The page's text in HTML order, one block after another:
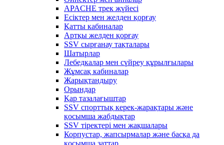
APACHE трек жүйесі
Есіктер мен желден қорғау
Қатты кабиналар
Артқы желден қорғау
SSV сырғанау тақталары
Шатырлар
Лебедкалар мен сүйреу құрылғылары
Жұмсақ кабиналар
Жарықтандыру
Орындар
Қар тазалағыштар
SSV спорттық керек-жарақтары және
қосымша жабдықтар
SSV тіректері мен жақшалары
Корпустар, жапсырмалар және басқа да
қосымша заттар